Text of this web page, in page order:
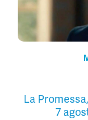
La
7